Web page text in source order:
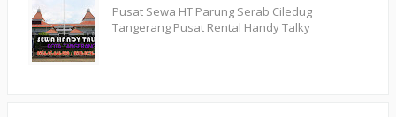
Pusat Sewa HT Parung Serab Ciledug
Tangerang Pusat Rental Handy Talky